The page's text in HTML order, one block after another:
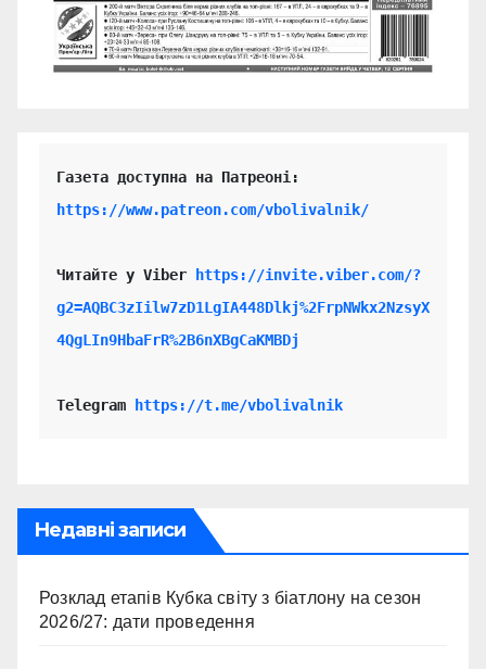
https://www.patreon.com/vbolivalnik/
Читайте у Viber
https://invite.viber.com/?
g2=AQBC3zIilw7zD1LgIA448Dlkj%2FrpNWkx2NzsyX
4QgLIn9HbaFrR%2B6nXBgCaKMBDj
Telegram https://t.me/vbolivalnik
Недавні записи
Розклад етапів Кубка світу з біатлону на сезон
2026/27: дати проведення